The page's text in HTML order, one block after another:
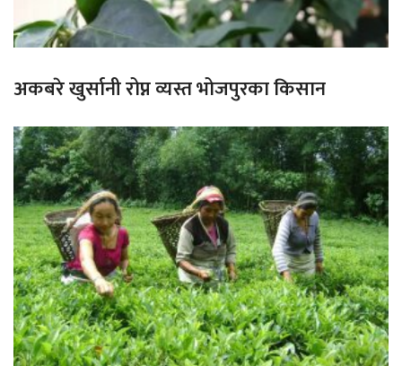
अकबरे खुर्सानी रोप्न व्यस्त भोजपुरका किसान